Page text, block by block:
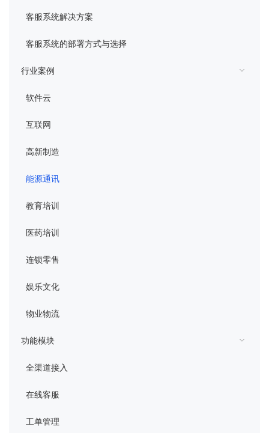
客服系统解决方案
客服系统的部署方式与选择
行业案例
软件云
互联网
高新制造
能源通讯
教育培训
医药培训
连锁零售
娱乐文化
物业物流
功能模块
全渠道接入
在线客服
工单管理